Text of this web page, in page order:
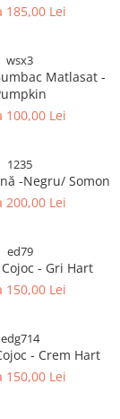
185,00 Lei
wsx3
Matlasat -
100,00 Lei
1235
-Negru/ Somon
200,00 Lei
ed79
- Gri Hart
150,00 Lei
edg714
- Crem Hart
150,00 Lei